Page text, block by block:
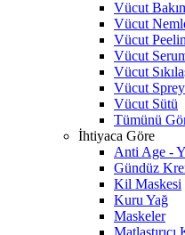
Vücut
Vücut
Vücut
Vücut
Vücut
Vücut
Vücut Sütü
Tümünü
İhtiyaca Göre
Anti Age -
Gündüz
Kil Maskesi
Kuru Yağ
Maskeler
Matlaştırıcı